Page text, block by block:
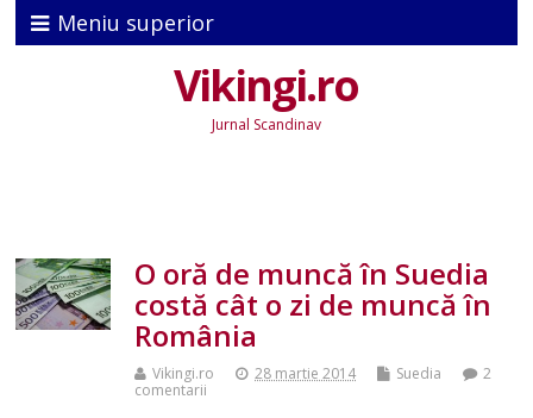
Meniu superior
Vikingi.ro
Jurnal Scandinav
O oră de muncă în Suedia
costă cât o zi de muncă în
România
Vikingi.ro 28 martie 2014 Suedia
2
comentarii